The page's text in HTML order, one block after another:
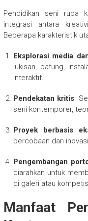
Pendidikan seni rupa
integrasi antara
Beberapa karakteristik
Eksplorasi media
lukisan, patung,
interaktif.
Pendekatan kritis:
seni kontemporer,
Proyek berbasis
percobaan dan
Pengembangan
diarahkan untuk
di galeri atau
Manfaat